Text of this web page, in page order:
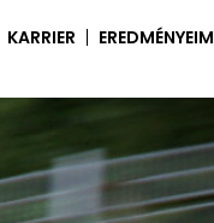
KARRIER EREDMÉNYEIM